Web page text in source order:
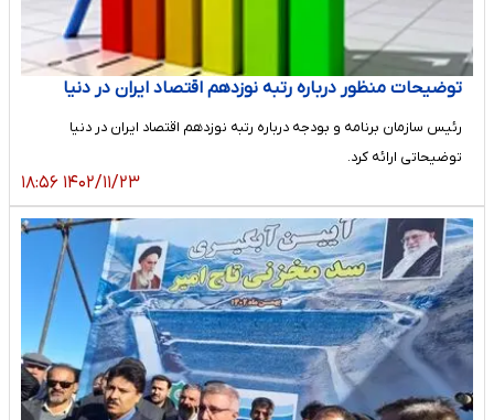
توضیحات منظور درباره رتبه نوزدهم اقتصاد ایران در دنیا
رئیس سازمان برنامه و بودجه درباره رتبه نوزدهم اقتصاد ایران در دنیا
توضیحاتی ارائه کرد.
۱۴۰۲/۱۱/۲۳ ۱۸:۵۶